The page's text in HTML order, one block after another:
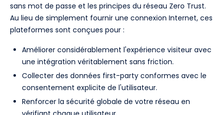
sans mot de passe et les principes du réseau Zero Trust.
Au lieu de simplement fournir une connexion Internet, ces
plateformes sont conçues pour :
Améliorer considérablement l'expérience visiteur avec
une intégration véritablement sans friction.
Collecter des données first-party conformes avec le
consentement explicite de l'utilisateur.
Renforcer la sécurité globale de votre réseau en